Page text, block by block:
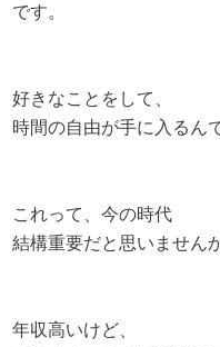
です。
好きなことをして、
時間の自由が手に入るん
これって、今の時代
結構重要だと思いません
年収高いけど、